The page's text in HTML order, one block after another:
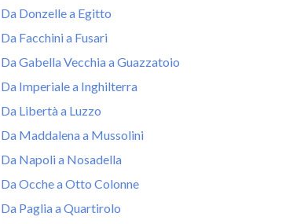
Da Donzelle a Egitto
Da Facchini a Fusari
Da Gabella Vecchia a Guazzatoio
Da Imperiale a Inghilterra
Da Libertà a Luzzo
Da Maddalena a Mussolini
Da Napoli a Nosadella
Da Ocche a Otto Colonne
Da Paglia a Quartirolo